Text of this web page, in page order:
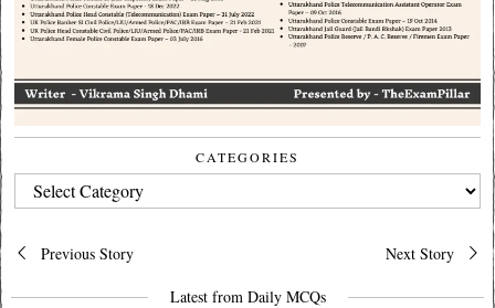
CATEGORIES
CATEGORIES
Post
navigation
Previous Story Next Story
Latest from Daily MCQs